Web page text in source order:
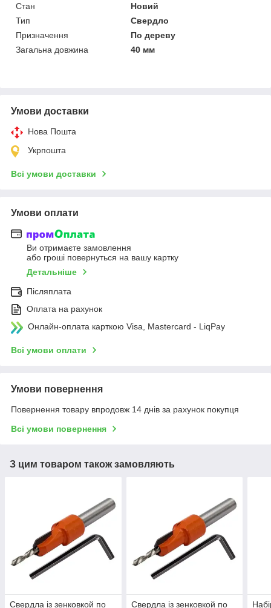
Стан
Новий
Тип
Свердло
Призначення
По дереву
Загальна довжина
40 мм
Умови доставки
Нова Пошта
Укрпошта
Всі умови доставки
Умови оплати
Ви отримаєте замовлення
або гроші повернуться на вашу картку
Детальніше
Післяплата
Оплата на рахунок
Онлайн-оплата карткою Visa, Mastercard - LiqPay
Всі умови оплати
Умови повернення
Повернення товару впродовж 14 днів за рахунок покупця
Всі умови повернення
З цим товаром також замовляють
Свердла із зенковкой по
Свердла із зенковкой по